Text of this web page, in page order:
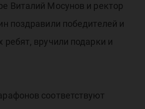
Виталий Мосунов и ректор
поздравили победителей и
вручили подарки и
соответствуют